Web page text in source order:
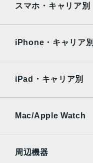
AQUOS
OPPO
Surface
Xiaomi Tablet
スマホ・キャリア別
Ymobile
UQmobile
iPhone・キャリア別
Ymobile
UQmobile
iPad・キャリア別
Mac/Apple Watch
周辺機器